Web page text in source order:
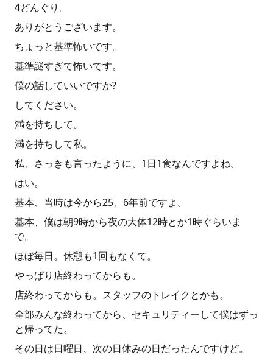
4どんぐり。
ありがとうございます。
ちょっと基準怖いです。
基準謎すぎて怖いです。
僕の話していいですか?
してください。
満を持ちして。
満を持ちして私。
私、さっきも言ったように、1日1食なんですよね。
はい。
基本、当時は今から25、6年前ですよ。
基本、僕は朝9時から夜の大体12時とか1時ぐらいま
で。
ほぼ毎日。休憩も1回もなくて。
やっぱり店終わってからも。
店終わってからも。スタッフのトレイクとかも。
全部みんな終わってから、セキュリティーして僕はずっ
と帰ってた。
その日は日曜日、次の日休みの日だったんですけど。